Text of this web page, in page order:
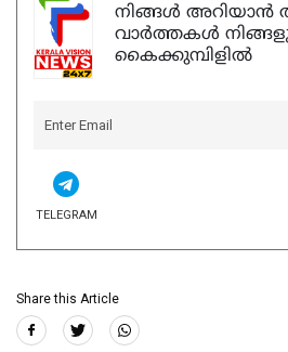
നിങ്ങൾ അറിയാൻ
വാർത്തകൾ
കൈക്കുമ്പിളിൽ
TELEGRAM
Share this Article